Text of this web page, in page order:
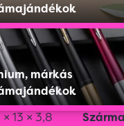
márkás
× 13 × 3,8